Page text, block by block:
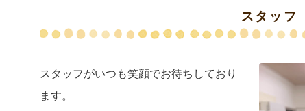
スタッフ
スタッフがいつも笑顔でお待ちしており
ます。